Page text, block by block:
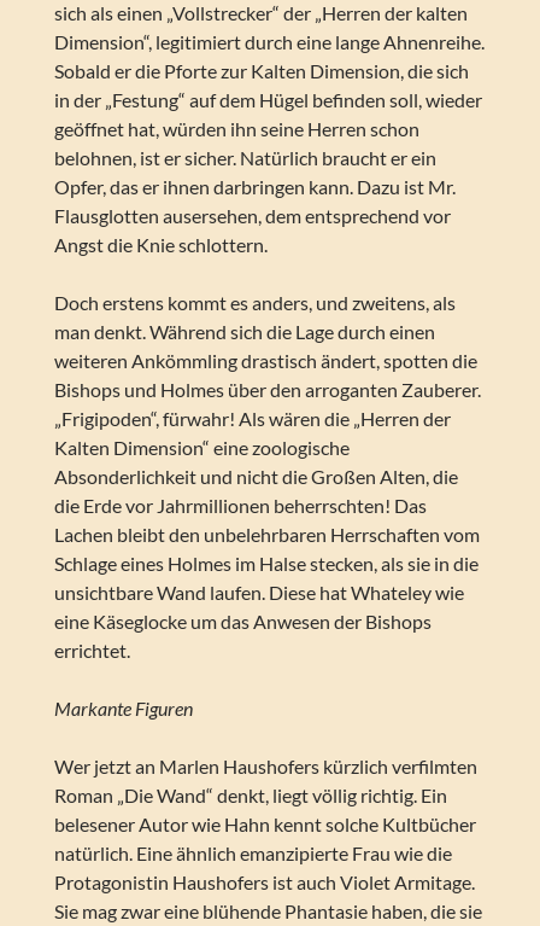
sich als einen „Vollstrecker“ der „Herren der kalten
Dimension“, legitimiert durch eine lange Ahnenreihe.
Sobald er die Pforte zur Kalten Dimension, die sich
in der „Festung“ auf dem Hügel befinden soll, wieder
geöffnet hat, würden ihn seine Herren schon
belohnen, ist er sicher. Natürlich braucht er ein
Opfer, das er ihnen darbringen kann. Dazu ist Mr.
Flausglotten ausersehen, dem entsprechend vor
Angst die Knie schlottern.
Doch erstens kommt es anders, und zweitens, als
man denkt. Während sich die Lage durch einen
weiteren Ankömmling drastisch ändert, spotten die
Bishops und Holmes über den arroganten Zauberer.
„Frigipoden“, fürwahr! Als wären die „Herren der
Kalten Dimension“ eine zoologische
Absonderlichkeit und nicht die Großen Alten, die
die Erde vor Jahrmillionen beherrschten! Das
Lachen bleibt den unbelehrbaren Herrschaften vom
Schlage eines Holmes im Halse stecken, als sie in die
unsichtbare Wand laufen. Diese hat Whateley wie
eine Käseglocke um das Anwesen der Bishops
errichtet.
Markante Figuren
Wer jetzt an Marlen Haushofers kürzlich verfilmten
Roman „Die Wand“ denkt, liegt völlig richtig. Ein
belesener Autor wie Hahn kennt solche Kultbücher
natürlich. Eine ähnlich emanzipierte Frau wie die
Protagonistin Haushofers ist auch Violet Armitage.
Sie mag zwar eine blühende Phantasie haben, die sie